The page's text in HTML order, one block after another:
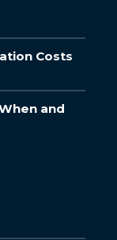
Costs
and